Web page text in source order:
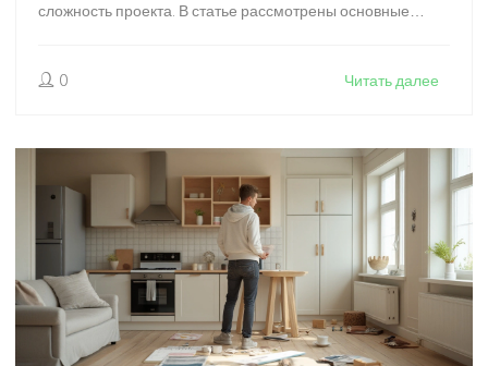
сложность проекта. В статье рассмотрены основные
может занять ремонт квартиры и как сделать процесс
0 Читать далее